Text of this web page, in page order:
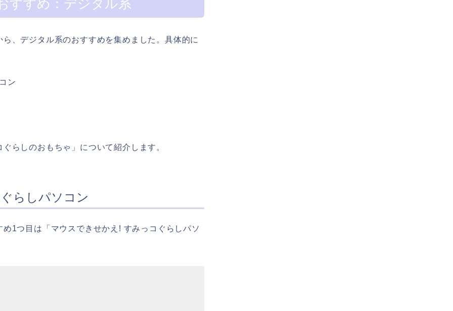
すすめ：デジタル系
、デジタル系のおすすめを集めました。具体的に
ン
らしのおもちゃ」について紹介します。
らしパソコン
1つ目は「マウスできせかえ! すみっコぐらしパソ